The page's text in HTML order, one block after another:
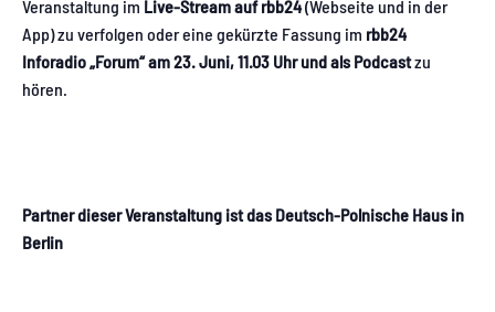
Veranstaltung im Live-Stream auf rbb24(Webseite und in der
App) zu verfolgen oder eine gekürzte Fassung im rbb24
Inforadio „Forum“ am 23. Juni, 11.03 Uhr und als Podcastzu
hören.
Partner dieser Veranstaltung ist das Deutsch-Polnische Haus in
Berlin